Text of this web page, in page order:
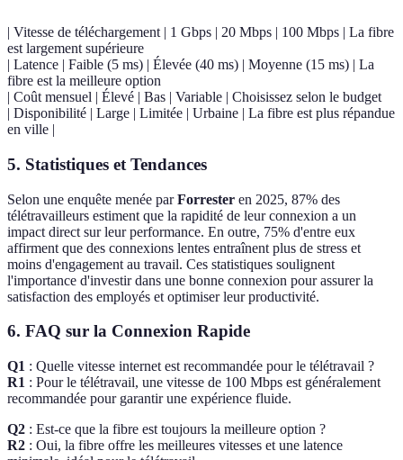
| Vitesse de téléchargement | 1 Gbps | 20 Mbps | 100 Mbps | La fibre
est largement supérieure
| Latence | Faible (5 ms) | Élevée (40 ms) | Moyenne (15 ms) | La
fibre est la meilleure option
| Coût mensuel | Élevé | Bas | Variable | Choisissez selon le budget
| Disponibilité | Large | Limitée | Urbaine | La fibre est plus répandue
en ville |
5. Statistiques et Tendances
Selon une enquête menée parForrester en 2025, 87% des
télétravailleurs estiment que la rapidité de leur connexion a un
impact direct sur leur performance. En outre, 75% d'entre eux
affirment que des connexions lentes entraînent plus de stress et
moins d'engagement au travail. Ces statistiques soulignent
l'importance d'investir dans une bonne connexion pour assurer la
satisfaction des employés et optimiser leur productivité.
6. FAQ sur la Connexion Rapide
Q1 : Quelle vitesse internet est recommandée pour le télétravail ?
R1 : Pour le télétravail, une vitesse de 100 Mbps est généralement
recommandée pour garantir une expérience fluide.
Q2 : Est-ce que la fibre est toujours la meilleure option ?
R2 : Oui, la fibre offre les meilleures vitesses et une latence